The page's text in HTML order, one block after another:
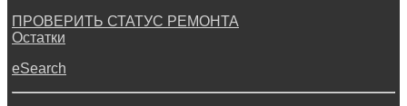
ПРОВЕРИТЬ СТАТУС РЕМОНТА
Остатки
eSearch